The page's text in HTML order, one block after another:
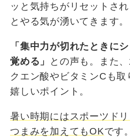
ッと気持ちがリセットさ
とやる気が湧いてきます。
「集中力が切れたときに
覚める」
との声も。また
クエン酸やビタミンCも
嬉しいポイント。
暑い時期にはスポーツド
つまみを加えてもOKです。